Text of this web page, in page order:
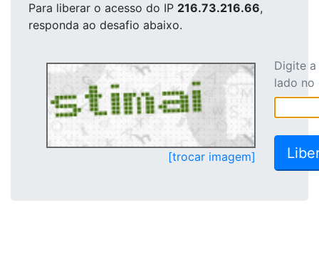
Para liberar o acesso do IP 216.73.216.66,
responda ao desafio abaixo.
[trocar imagem]
Digite
lado no